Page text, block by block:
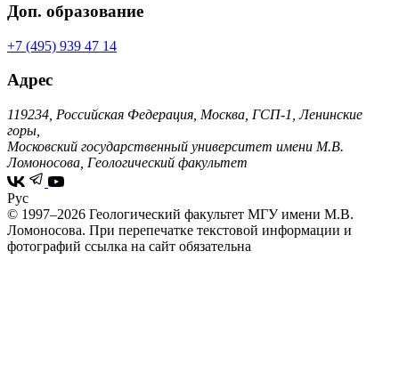
Доп. образование
+7 (495) 939 47 14
Адрес
119234, Российская Федерация, Москва, ГСП-1, Ленинские
горы,
Московский государственный университет имени М.В.
Ломоносова, Геологический факультет
Рус
© 1997–2026 Геологический факультет МГУ имени М.В.
Ломоносова. При перепечатке текстовой информации и
фотографий ссылка на сайт обязательна